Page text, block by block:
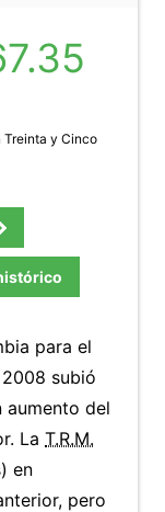
Treinta y Cinco
para el
subió
aumento del
La T.R.M.
en
pero